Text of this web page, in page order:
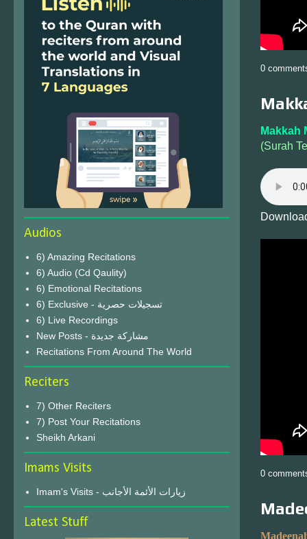
0
Makkah
(Surah
0
Audios
6) Amazing Recitations
6) Audio (Cd Qaulity)
6) Emotional Recitations
6) Exclusive - تسجيلات حصرية
6) Live Recordings
New Posts - مشاركة جديدة
Recitations From Around The World
Reciters
7) Other Reciters
7) Post Your Recitations
Sheikh Arkani
Imams Visits
Imam's Visits - زيارات الأئمة الأجانب
Latest Stuff